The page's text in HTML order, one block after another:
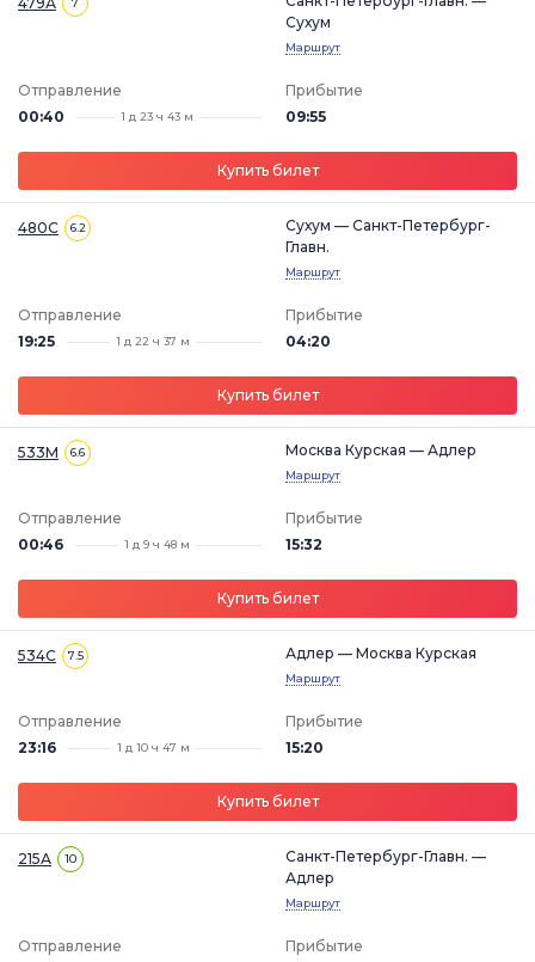
7
Сухум
Маршрут
Отправление
00:40
1 д 23 ч 43 м
Прибытие
09:55
Купить билет
480С 6.2
Сухум — Санкт-Петербург-
Главн.
Маршрут
Отправление
19:25
1 д 22 ч 37 м
Прибытие
04:20
Купить билет
533М 6.6 Москва Курская — Адлер
Маршрут
Отправление
00:46
1 д 9 ч 48 м
Прибытие
15:32
Купить билет
534С 7.5 Адлер — Москва Курская
Маршрут
Отправление
23:16
1 д 10 ч 47 м
Прибытие
15:20
Купить билет
215А 10
Санкт-Петербург-Главн. —
Адлер
Маршрут
Отправление
Прибытие